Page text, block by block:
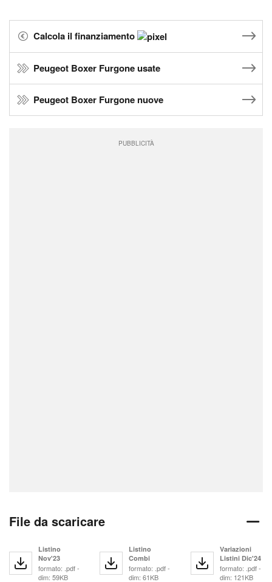
Calcola il finanziamento
Peugeot Boxer Furgone usate
Peugeot Boxer Furgone nuove
PUBBLICITÀ
File da scaricare
Listino
Nov'23
formato: .pdf -
dim: 59KB
Listino
Combi
formato: .pdf -
dim: 61KB
Variazioni
Listini Dic'24
formato: .pdf -
dim: 121KB